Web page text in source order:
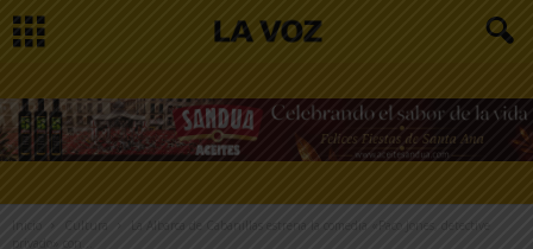
Inicio Cultura
La Albarca de Cabanillas estrena la comedia «Paco Jones, detective
privado» con...